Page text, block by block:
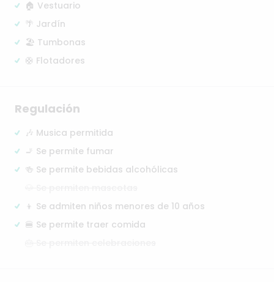
🏠 Vestuario
🌴 Jardín
🏖️ Tumbonas
🛟 Flotadores
Regulación
🎶 Musica permitida
🚬 Se permite fumar
🍻 Se permite bebidas alcohólicas
👦 Se admiten niños menores de 10 años
🍔 Se permite traer comida